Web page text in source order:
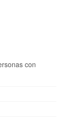
con